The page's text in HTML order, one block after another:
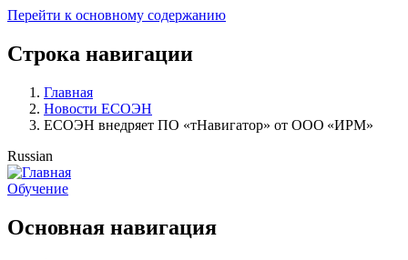
Перейти к основному содержанию
Строка навигации
Главная
Новости ЕСОЭН
ЕСОЭН внедряет ПО «тНавигатор» от ООО «ИРМ»
Russian
Обучение
Основная навигация